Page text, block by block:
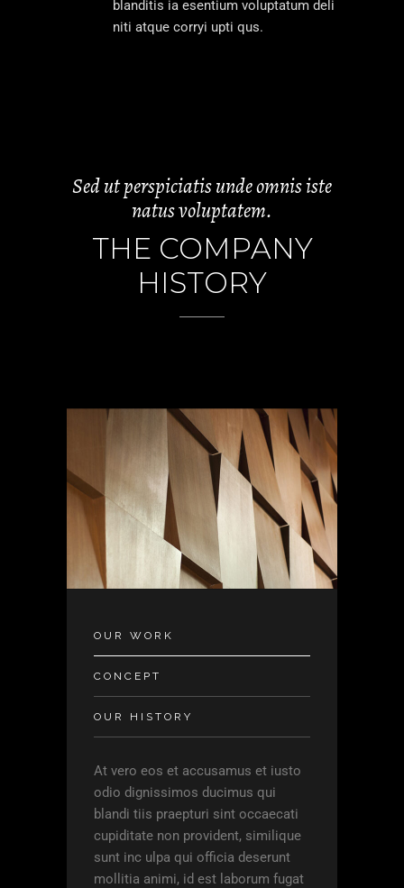
blanditis ia esentium voluptatum deli
niti atque corryi upti qus.
Sed ut perspiciatis unde omnis iste
natus voluptatem.
THE COMPANY
HISTORY
OUR WORK
CONCEPT
OUR HISTORY
At vero eos et accusamus et iusto
odio dignissimos ducimus qui
blandi tiis praepturi sint occaecati
cupiditate non provident, similique
sunt inc ulpa qui officia deserunt
mollitia animi, id est laborum fugat